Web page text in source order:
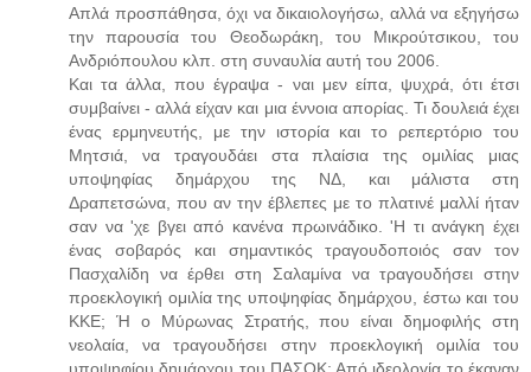
Απλά προσπάθησα, όχι να δικαιολογήσω, αλλά να εξηγήσω
την παρουσία του Θεοδωράκη, του Μικρούτσικου, του
Ανδριόπουλου κλπ. στη συναυλία αυτή του 2006.
Και τα άλλα, που έγραψα - ναι μεν είπα, ψυχρά, ότι έτσι
συμβαίνει - αλλά είχαν και μια έννοια απορίας. Τι δουλειά έχει
ένας ερμηνευτής, με την ιστορία και το ρεπερτόριο του
Μητσιά, να τραγουδάει στα πλαίσια της ομιλίας μιας
υποψηφίας δημάρχου της ΝΔ, και μάλιστα στη
Δραπετσώνα, που αν την έβλεπες με το πλατινέ μαλλί ήταν
σαν να 'χε βγει από κανένα πρωινάδικο. 'Η τι ανάγκη έχει
ένας σοβαρός και σημαντικός τραγουδοποιός σαν τον
Πασχαλίδη να έρθει στη Σαλαμίνα να τραγουδήσει στην
προεκλογική ομιλία της υποψηφίας δημάρχου, έστω και του
ΚΚΕ; Ή ο Μύρωνας Στρατής, που είναι δημοφιλής στη
νεολαία, να τραγουδήσει στην προεκλογική ομιλία του
υποψηφίου δημάρχου του ΠΑΣΟΚ; Από ιδεολογία το έκαναν